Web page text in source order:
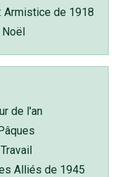
: Armistice de 1918
Noël
de l'an
Alliés de 1945